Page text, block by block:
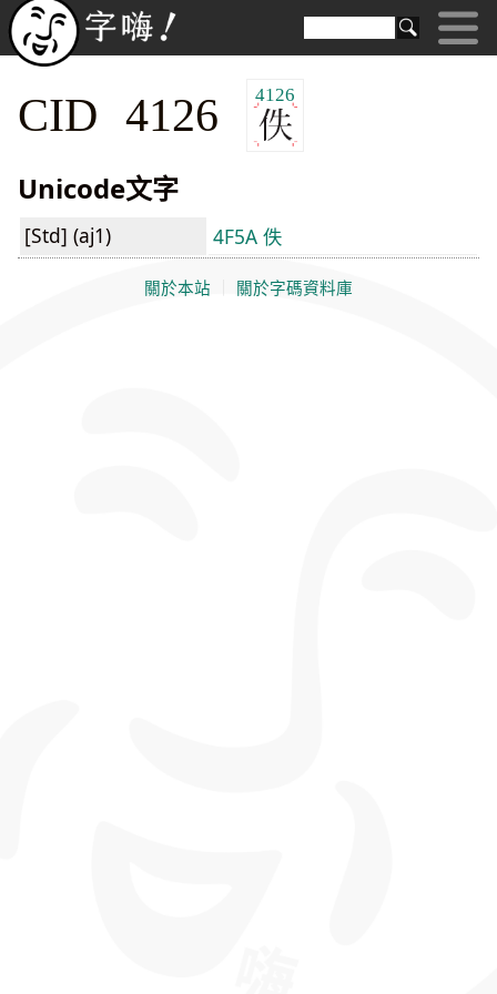
CID 4126 4126
Unicode文字
[Std] (aj1) 4F5A 佚
關於本站 關於字碼資料庫